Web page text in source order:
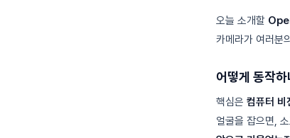
오늘 소개할
카메라가 여러분
어떻게 동작하
핵심은 컴퓨터 비
얼굴을 잡으면,